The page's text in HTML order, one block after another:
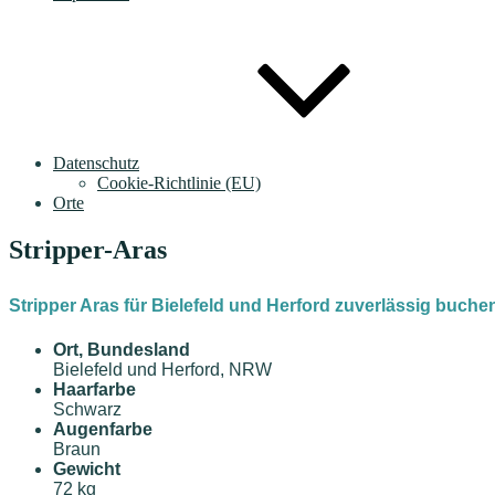
Datenschutz
Cookie-Richtlinie (EU)
Orte
Stripper-Aras
Stripper Aras für Bielefeld und Herford zuverlässig
Ort, Bundesland
Bielefeld und Herford, NRW
Haarfarbe
Schwarz
Augenfarbe
Braun
Gewicht
72 kg